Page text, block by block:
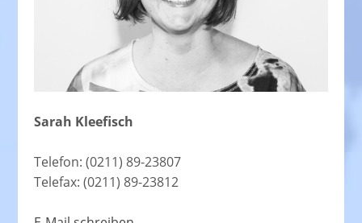
Sarah Kleefisch
Telefon: (0211) 89-23807
Telefax: (0211) 89-23812